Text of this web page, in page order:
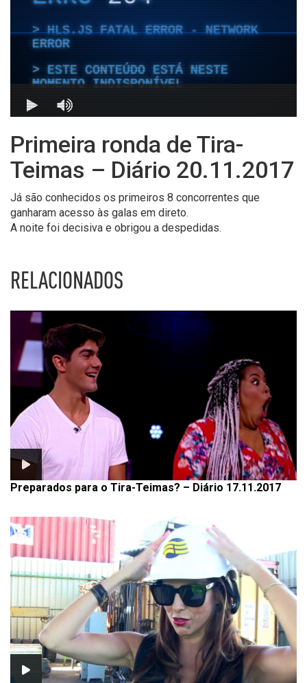
Primeira ronda de Tira-
Teimas – Diário 20.11.2017
Já são conhecidos os primeiros 8 concorrentes que
ganharam acesso às galas em direto.
A noite foi decisiva e obrigou a despedidas.
RELACIONADOS
Preparados para o Tira-Teimas? – Diário 17.11.2017